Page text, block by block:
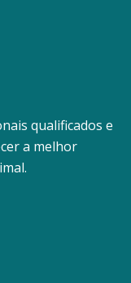
qualificados e
a melhor